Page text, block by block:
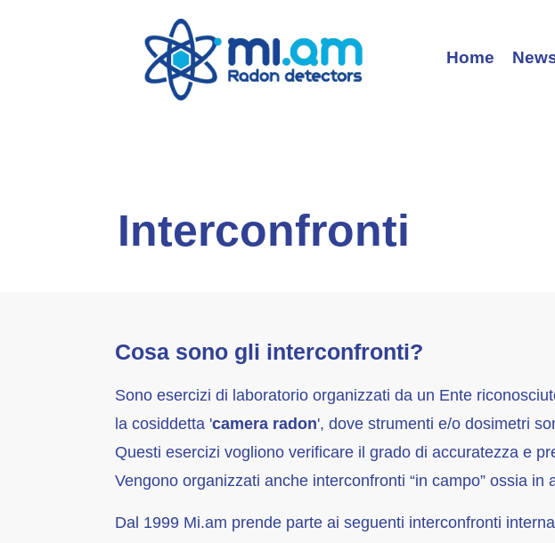
Home
Interconfronti
Cosa sono gli interconfronti?
Sono esercizi di laboratorio organizzati da un Ente
la cosiddetta 'camera radon', dove strumenti e/o dosimetri
Questi esercizi vogliono verificare il grado di accuratezza e
Vengono organizzati anche interconfronti “in campo” ossia in
Dal 1999 Mi.am prende parte ai seguenti interconfronti